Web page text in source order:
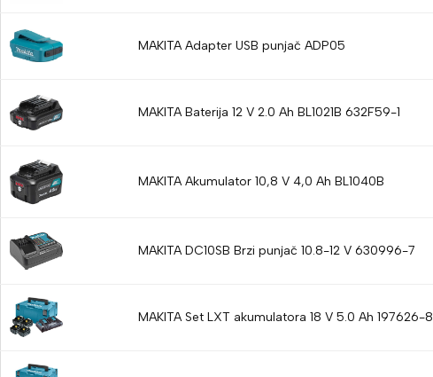
MAKITA Adapter USB punjač ADP05
MAKITA Baterija 12 V 2.0 Ah BL1021B 632F59-1
MAKITA Akumulator 10,8 V 4,0 Ah BL1040B
MAKITA DC10SB Brzi punjač 10.8-12 V 630996-7
MAKITA Set LXT akumulatora 18 V 5.0 Ah 197626-8